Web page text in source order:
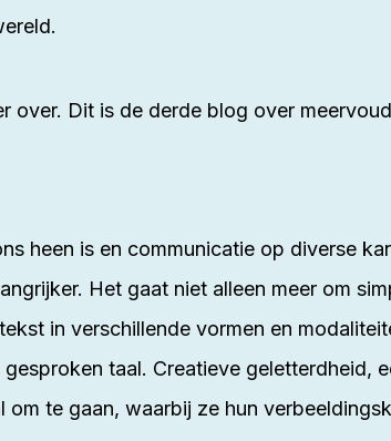
over. Dit is de derde blog over
heen is en communicatie op diverse
Het gaat niet alleen meer om
in verschillende vormen en
taal. Creatieve geletterdheid,
te gaan, waarbij ze hun